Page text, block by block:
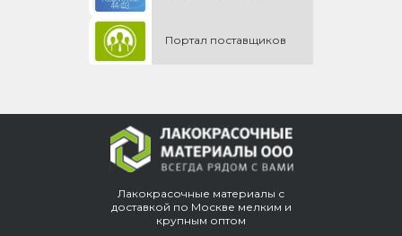
Портал поставщиков
Лакокрасочные материалы с
доставкой по Москве мелким и
крупным оптом